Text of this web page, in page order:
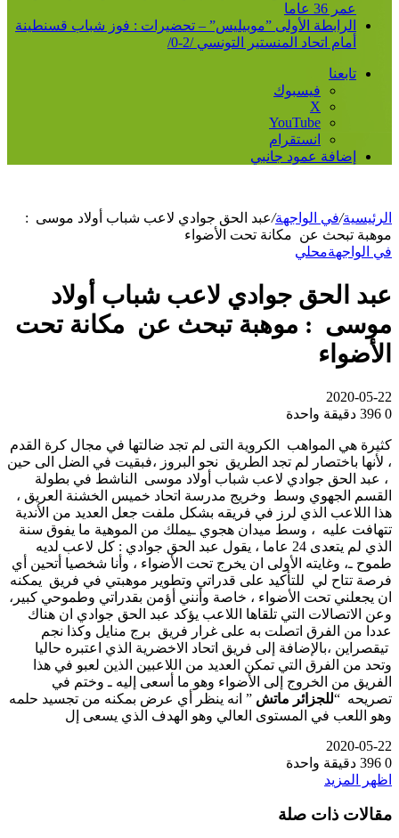
عمر 36 عاما
الرابطة الأولى ”موبيليس” – تحضيرات : فوز شباب قسنطينة
أمام اتحاد المنستير التونسي /2-0/
تابعنا
فيسبوك
‫X
‫YouTube
انستقرام
إضافة عمود جانبي
الرئيسية/في الواجهة/عبد الحق جوادي لاعب شباب أولاد موسى :
موهبة تبحث عن مكانة تحت الأضواء
في الواجهةمحلي
عبد الحق جوادي لاعب شباب أولاد
موسى : موهبة تبحث عن مكانة تحت
الأضواء
2020-05-22
0
دقيقة واحدة
كثيرة هي المواهب الكروية التى لم تجد ضالتها في مجال كرة القدم
، لأنها باختصار لم تجد الطريق نحو البروز ،فبقيت في الضل الى حين
، عبد الحق جوادي لاعب شباب أولاد موسى الناشط في بطولة
القسم الجهوي وسط وخريج مدرسة اتحاد خميس الخشنة العريق ،
هذا اللاعب الذي لرز في فريقه بشكل ملفت جعل العديد من الأندية
تتهافت عليه ، وسط ميدان هجوي ـيملك من الموهية ما يفوق سنة
الذي لم يتعدى 24 عاما ، يقول عبد الحق جوادي : كل لاعب لديه
طموح ـ، وغايته الأولى ان يخرج تحت الأضواء ، وأنا شخصيا أتحين أي
فرصة تتاح لي للتأكيد على قدراتي وتطوير موهبتي في فريق يمكنه
ان يجعلني تحت الأضواء ، خاصة وأنني أؤمن بقدراتي وطموحي كبير،
وعن الاتصالات التي تلقاها اللاعب يؤكد عبد الحق جوادي ان هناك
عددا من الفرق اتصلت به على غرار فريق برج منايل وكذا نجم
تيقصراين ،بالإضافة إلى فريق اتحاد الاخضرية الذي اعتبره حاليا
وتحد من الفرق التي تمكن العديد من اللاعبين الذين لعبو في هذا
الفريق من الخروج إلى الأضواء وهو ما أسعى إليه ـ وختم في
تصريحه “للجزائر ماتش ” انه ينظر أي عرض بمكنه من تجسيد حلمه
وهو اللعب في المستوى العالي وهو الهدف الذي يسعى إل
2020-05-22
0
دقيقة واحدة
اظهر المزيد
مقالات ذات صلة